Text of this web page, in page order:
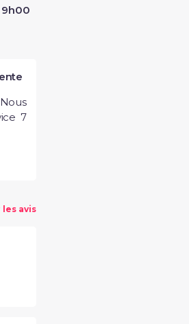
9h00
7
les avis